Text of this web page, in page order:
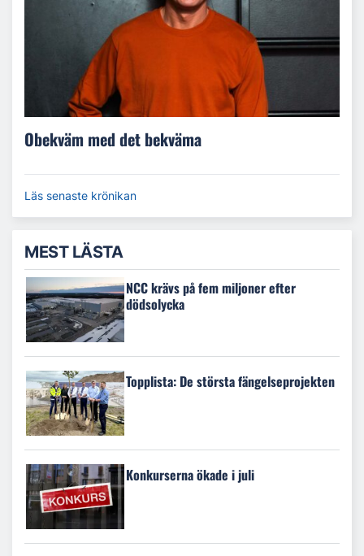
Obekväm med det bekväma
Läs senaste krönikan
MEST LÄSTA
NCC krävs på fem miljoner efter
dödsolycka
Topplista: De största fängelseprojekten
Konkurserna ökade i juli